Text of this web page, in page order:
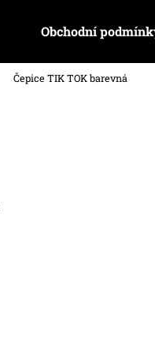
Obchodní
Čepice TIK TOK barevná